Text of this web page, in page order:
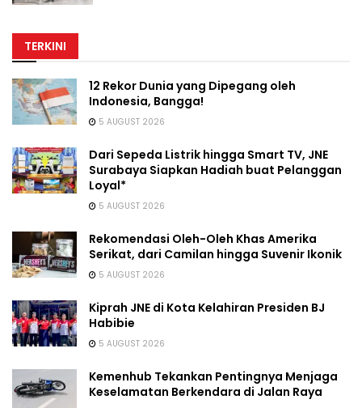
TERKINI
12 Rekor Dunia yang Dipegang oleh
Indonesia, Bangga!
5 AUGUST 2026
Dari Sepeda Listrik hingga Smart TV, JNE
Surabaya Siapkan Hadiah buat Pelanggan
Loyal*
5 AUGUST 2026
Rekomendasi Oleh-Oleh Khas Amerika
Serikat, dari Camilan hingga Suvenir Ikonik
5 AUGUST 2026
Kiprah JNE di Kota Kelahiran Presiden BJ
Habibie
5 AUGUST 2026
Kemenhub Tekankan Pentingnya Menjaga
Keselamatan Berkendara di Jalan Raya